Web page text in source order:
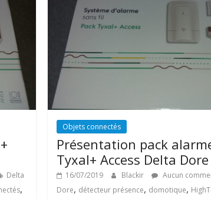
Delta
,
Objets connectés
Présentation pack
Tyxal+ Access Delta Dore
16/07/2019 Blackir Aucun
Dore, détecteur présence, domotique,